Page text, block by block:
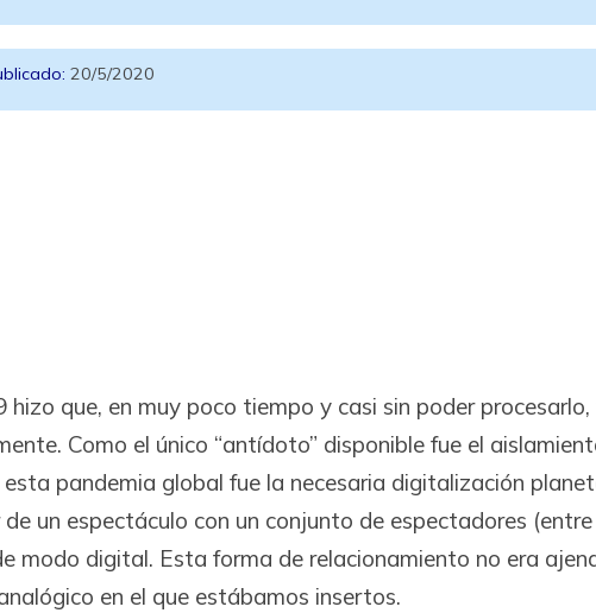
20/5/2020
hizo que, en muy poco tiempo y casi sin poder
Como el único “antídoto” disponible fue el
pandemia global fue la necesaria digitalización
un espectáculo con un conjunto de espectadores
modo digital. Esta forma de relacionamiento no era
en el que estábamos insertos.